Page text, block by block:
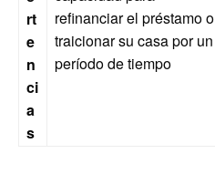
rt
e
n
ci
a
s
refinanciar el préstamo o
traicionar su casa por un
período de tiempo